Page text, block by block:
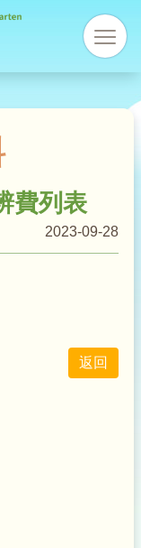
res
督
教
苗
幼
園
費列表
2023-09-28
返回